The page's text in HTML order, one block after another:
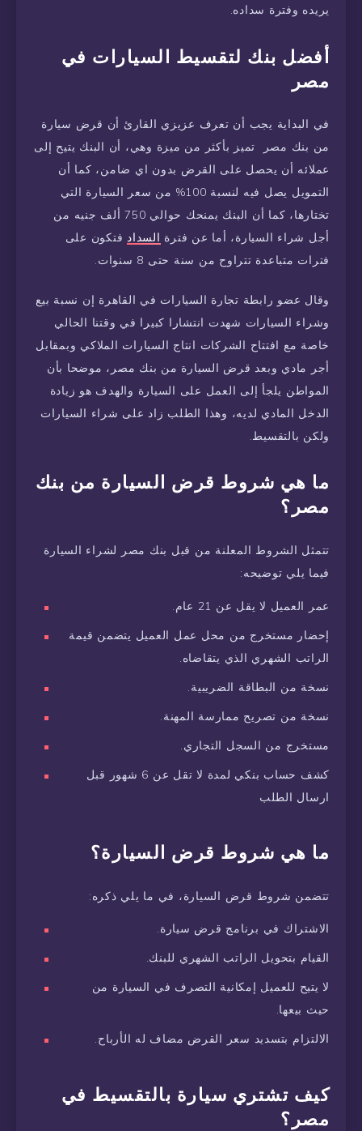
يريده وفترة سداده.
أفضل بنك لتقسيط السيارات في
مصر
في البداية يجب أن تعرف عزيزي القارئ أن قرض سيارة
من بنك مصر تميز بأكثر من ميزة وهي، أن البنك يتيح إلى
عملائه أن يحصل على القرض بدون اي ضامن، كما أن
التمويل يصل فيه لنسبة 100% من سعر السيارة التي
تختارها، كما أن البنك يمنحك حوالي 750 ألف جنيه من
أجل شراء السيارة، أما عن فترة السداد فتكون على
فترات متباعدة تتراوح من سنة حتى 8 سنوات.
وقال عضو رابطة تجارة السيارات في القاهرة إن نسبة بيع
وشراء السيارات شهدت انتشارا كبيرا في وقتنا الحالي
خاصة مع افتتاح الشركات انتاج السيارات الملاكي وبمقابل
أجر مادي وبعد قرض السيارة من بنك مصر، موضحا بأن
المواطن يلجأ إلى العمل على السيارة والهدف هو زيادة
الدخل المادي لديه، وهذا الطلب زاد على شراء السيارات
ولكن بالتقسيط.
ما هي شروط قرض السيارة من بنك
مصر؟
تتمثل الشروط المعلنة من قبل بنك مصر لشراء السيارة
فيما يلي توضيحه:
عمر العميل لا يقل عن 21 عام.
إحضار مستخرج من محل عمل العميل يتضمن قيمة
الراتب الشهري الذي يتقاضاه.
نسخة من البطاقة الضريبية.
نسخة من تصريح ممارسة المهنة.
مستخرج من السجل التجاري.
كشف حساب بنكي لمدة لا تقل عن 6 شهور قبل
ارسال الطلب
ما هي شروط قرض السيارة؟
تتضمن شروط قرض السيارة، في ما يلي ذكره:
الاشتراك في برنامج قرض سيارة.
القيام بتحويل الراتب الشهري للبنك.
لا يتيح للعميل إمكانية التصرف في السيارة من
حيث بيعها.
الالتزام بتسديد سعر القرض مضاف له الأرباح.
كيف تشتري سيارة بالتقسيط في
مصر؟